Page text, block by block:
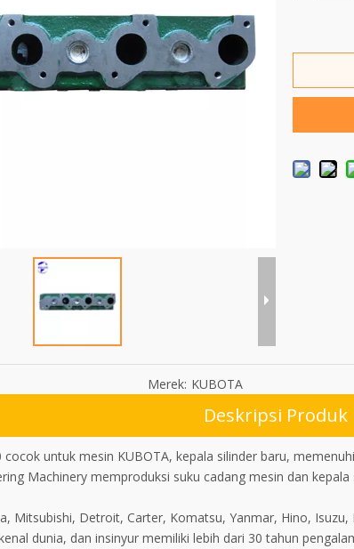
Merek: KUBOTA
Deskripsi Produk
cocok untuk mesin KUBOTA, kepala silinder baru,
Machinery memproduksi suku cadang mesin dan kepala
Mitsubishi, Detroit, Carter, Komatsu, Yanmar, Hino,
dunia, dan insinyur memiliki lebih dari 30 tahun